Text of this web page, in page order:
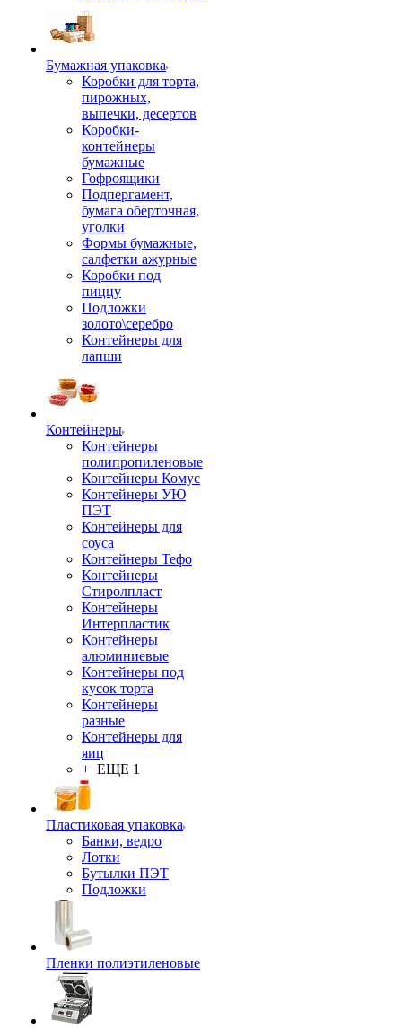
Бумажная упаковка
Коробки для торта,
пирожных,
выпечки, десертов
Коробки-
контейнеры
бумажные
Гофроящики
Подпергамент,
бумага оберточная,
уголки
Формы бумажные,
салфетки ажурные
Коробки под
пиццу
Подложки
золото\серебро
Контейнеры для
лапши
Контейнеры
Контейнеры
полипропиленовые
Контейнеры Комус
Контейнеры УЮ
ПЭТ
Контейнеры для
соуса
Контейнеры Тефо
Контейнеры
Стиролпласт
Контейнеры
Интерпластик
Контейнеры
алюминиевые
Контейнеры под
кусок торта
Контейнеры
разные
Контейнеры для
яиц
+ ЕЩЕ 1
Пластиковая упаковка
Банки, ведро
Лотки
Бутылки ПЭТ
Подложки
Пленки полиэтиленовые